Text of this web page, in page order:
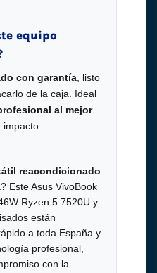
equipo
con garantía, listo
de la caja. Ideal
al mejor
impacto
reacondicionado
? Este Asus VivoBook
Ryzen 5 7520U y
están
a toda España y
profesional,
con la